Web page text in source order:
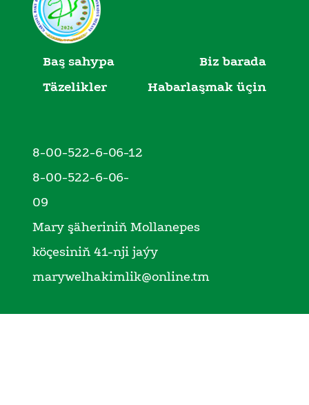
Baş sahypa
Biz barada
Täzelikler
Habarlaşmak üçin
8-00-522-6-06-12
8-00-522-6-06-
09
Mary şäheriniň Mollanepes
köçesiniň 41-nji jaýy
marywelhakimlik@online.tm